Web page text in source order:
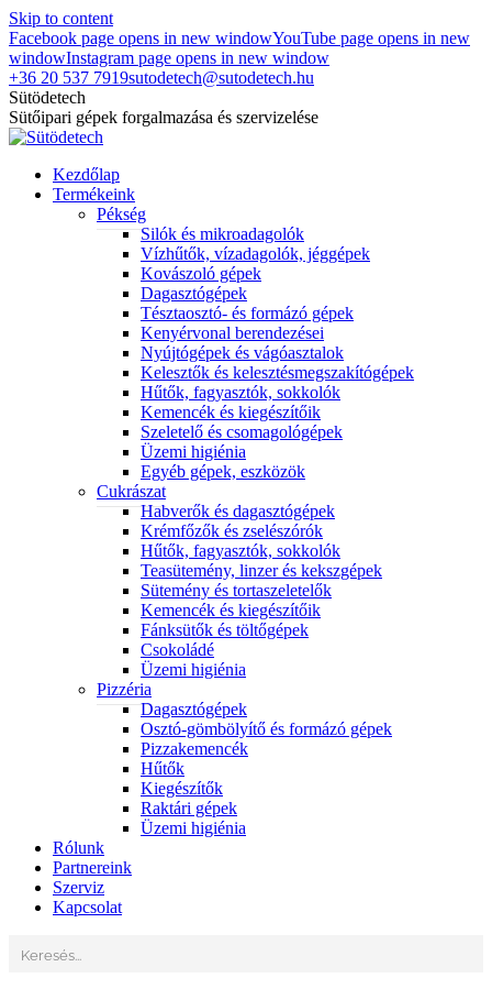
Skip to content
Facebook page opens in new windowYouTube page opens in new
windowInstagram page opens in new window
+36 20 537 7919sutodetech@sutodetech.hu
Sütödetech
Sütőipari gépek forgalmazása és szervizelése
Kezdőlap
Termékeink
Pékség
Silók és mikroadagolók
Vízhűtők, vízadagolók, jéggépek
Kovászoló gépek
Dagasztógépek
Tésztaosztó- és formázó gépek
Kenyérvonal berendezései
Nyújtógépek és vágóasztalok
Kelesztők és kelesztésmegszakítógépek
Hűtők, fagyasztók, sokkolók
Kemencék és kiegészítőik
Szeletelő és csomagológépek
Üzemi higiénia
Egyéb gépek, eszközök
Cukrászat
Habverők és dagasztógépek
Krémfőzők és zselészórók
Hűtők, fagyasztók, sokkolók
Teasütemény, linzer és kekszgépek
Sütemény és tortaszeletelők
Kemencék és kiegészítőik
Fánksütők és töltőgépek
Csokoládé
Üzemi higiénia
Pizzéria
Dagasztógépek
Osztó-gömbölyítő és formázó gépek
Pizzakemencék
Hűtők
Kiegészítők
Raktári gépek
Üzemi higiénia
Rólunk
Partnereink
Szerviz
Kapcsolat